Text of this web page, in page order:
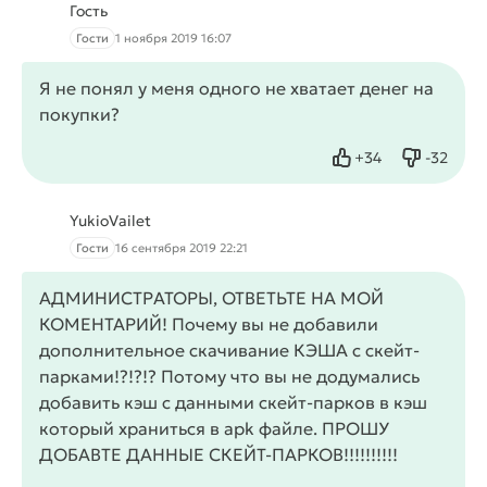
Гость
Гости 1 ноября 2019 16:07
Я не понял у меня одного не хватает денег на
покупки?
+34
Нравится -32
Не
YukioVailet
Гости 16 сентября 2019 22:21
АДМИНИСТРАТОРЫ, ОТВЕТЬТЕ НА МОЙ
КОМЕНТАРИЙ! Почему вы не добавили
дополнительное скачивание КЭША с скейт-
парками!?!?!? Потому что вы не додумались
добавить кэш с данными скейт-парков в кэш
который храниться в apk файле. ПРОШУ
ДОБАВТЕ ДАННЫЕ СКЕЙТ-ПАРКОВ!!!!!!!!!!